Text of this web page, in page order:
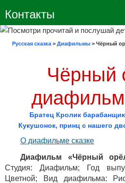
Контакты
Русская сказка > Диафильмы > Чёрный
Чёрный
Братец Кролик
Кукушонок, принц с нашего
О диафильме сказке
Диафильм «Чёрный
Студия: Диафильм; Год
Цветной; Вид диафильма: